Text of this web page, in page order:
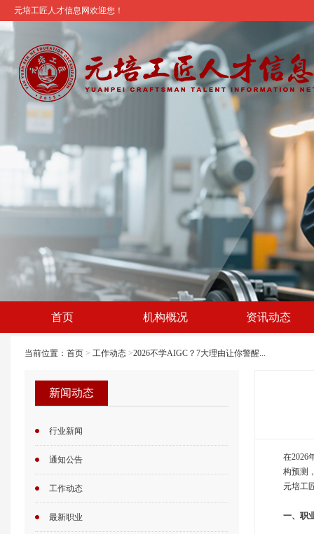
元培工匠人才信息网欢迎您！
首页 机构概况 资讯动态
当前位置： 首页 > 工作动态 >2026不学AIGC？7大理由让你警醒...
新闻动态
行业新闻
通知公告
工作动态
最新职业
在2026
构预测
元培工
一、职